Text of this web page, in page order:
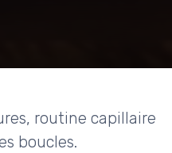
routine capillaire
boucles.